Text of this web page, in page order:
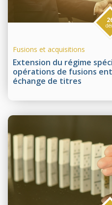
Extension du régime
opérations de fusions
échange de titres
Fusions et acquisitions